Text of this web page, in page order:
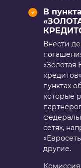
В
Внести
«Золотая
пунктах
которые
сетях,
другие.